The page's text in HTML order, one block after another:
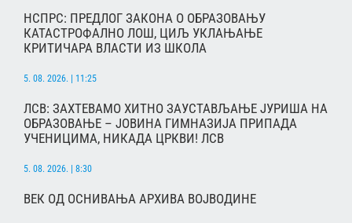
НСПРС: ПРЕДЛОГ ЗАКОНА О ОБРАЗОВАЊУ
КАТАСТРОФАЛНО ЛОШ, ЦИЉ УКЛАЊАЊЕ
КРИТИЧАРА ВЛАСТИ ИЗ ШКОЛА
5. 08. 2026. | 11:25
ЛСВ: ЗАХТЕВАМО ХИТНО ЗАУСТАВЉАЊЕ ЈУРИША НА
ОБРАЗОВАЊЕ – ЈОВИНА ГИМНАЗИЈА ПРИПАДА
УЧЕНИЦИМА, НИКАДА ЦРКВИ! ЛСВ
5. 08. 2026. | 8:30
ВЕК ОД ОСНИВАЊА АРХИВА ВОЈВОДИНЕ